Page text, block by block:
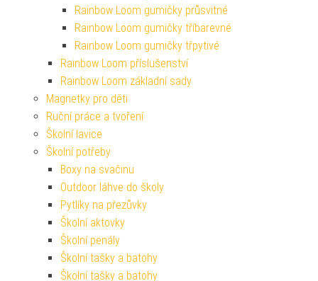
Rainbow Loom gumičky průsvitné
Rainbow Loom gumičky tříbarevné
Rainbow Loom gumičky třpytivé
Rainbow Loom příslušenství
Rainbow Loom základní sady
Magnetky pro děti
Ruční práce a tvoření
Školní lavice
Školní potřeby
Boxy na svačinu
Outdoor láhve do školy
Pytlíky na přezůvky
Školní aktovky
Školní penály
Školní tašky a batohy
Školní tašky a batohy